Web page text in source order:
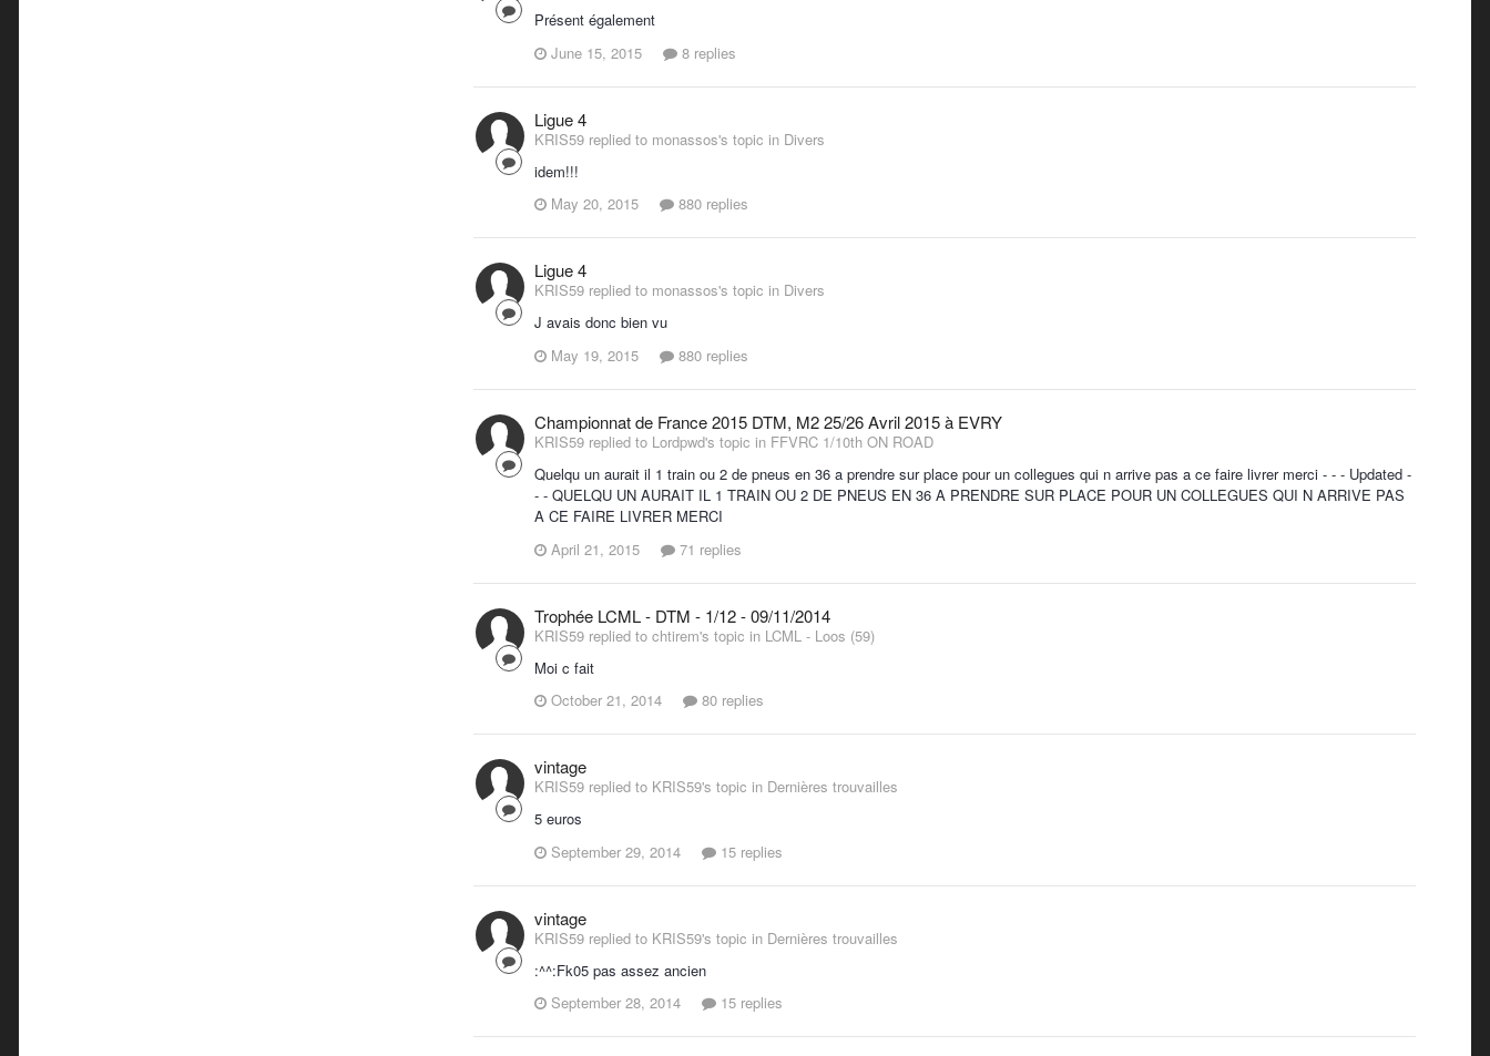
Présent également
June 15, 2015
8 replies
Ligue 4
KRIS59 replied to monassos's topic in Divers
idem!!!
May 20, 2015
880 replies
Ligue 4
KRIS59 replied to monassos's topic in Divers
J avais donc bien vu
May 19, 2015
880 replies
Championnat de France 2015 DTM, M2 25/26 Avril 2015 à EVRY
KRIS59 replied to Lordpwd's topic in FFVRC 1/10th ON ROAD
Quelqu un aurait il 1 train ou 2 de pneus en 36 a prendre sur place pour un collegues qui n arrive pas a ce faire livrer merci - - - Updated -
- - QUELQU UN AURAIT IL 1 TRAIN OU 2 DE PNEUS EN 36 A PRENDRE SUR PLACE POUR UN COLLEGUES QUI N ARRIVE PAS
A CE FAIRE LIVRER MERCI
April 21, 2015
71 replies
Trophée LCML - DTM - 1/12 - 09/11/2014
KRIS59 replied to chtirem's topic in LCML - Loos (59)
Moi c fait
October 21, 2014
80 replies
vintage
KRIS59 replied to KRIS59's topic in Dernières trouvailles
5 euros
September 29, 2014
15 replies
vintage
KRIS59 replied to KRIS59's topic in Dernières trouvailles
:^^:Fk05 pas assez ancien
September 28, 2014
15 replies